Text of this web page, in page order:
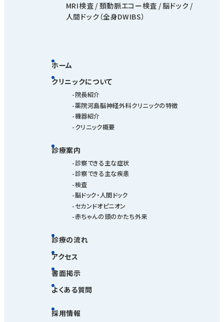
MRI検査 頚動脈エコー検査
脳ドック
人間ドック（全身DWIBS）
ホーム
クリニックについて
院長紹介
薬院河島脳神経外科クリニックの特徴
機器紹介
クリニック概要
診療案内
診察できる主な症状
診察できる主な疾患
検査
脳ドック・人間ドック
セカンドオピニオン
赤ちゃんの頭のかたち外来
診療の流れ
アクセス
書面掲示
よくある質問
採用情報